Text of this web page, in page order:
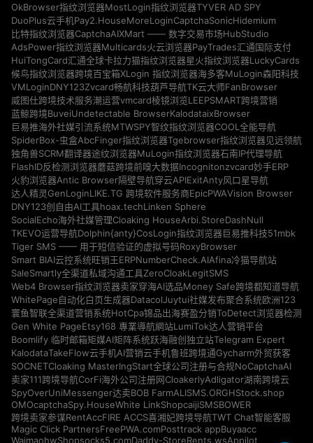
OkBrowser指纹浏览器MostLogin指纹浏览器TYVER AD SPY
DuoPlus云手机Pay2.HouseMoreLoginCaptchaSonicHidemium
比特指纹浏览器CaptchaAIXMart —— 数字交易市场HubStudio
AdsPower指纹浏览器Multicards火云浏览器PayTrades汇通国际支付
HuiTongCard汇通全球卡拉力猫指纹浏览器星火指纹浏览器LuckyCards
候鸟指纹浏览器跨境百宝箱XLogin 指纹浏览器海多客MuLogin森阳科技
VMLoginDNY123Zvcard畅航科技葫芦导航TK云大师FanBrowser
威图仕跨境技术服务潮运营vmcard棱镜浏览LEEPSMART跨境营销
蓝鲸跨境BuveiUndetectable BrowserKalodataixBrowser
巨易推海外社媒引流系统MTWSPY智纹指纹浏览器COOL全能导航
SpiderBox-虫盒AbcFinger指纹浏览器Tgebrowser指纹浏览器见远领航
独角兽SCRM翻译器途纹浏览器MuLogin指纹浏览器石南IP代理导航
FlashID反检测浏览器蘑菇跨境前嗅大数据Incognitonzvcard妙手ERP
火豹浏览器Antic Browser隔壁导航穿云APIExitAnty风口星导航
达人精灵GenLoginLIKE.TG 跨境软件服务商EpicPWAVision Browser
DNY123创自由AI工具hoax.techLinken Sphere
SocialEcho海外社媒管理Cloaking HouseArbi.StoreDashNull
TKEVO运营导航Dolphin{anty}CosLogin指纹浏览器巨易推科技51mbk
Tiger SMS —— 用于短信验证的虚拟号码RoxyBrowser
Smart BIAI云控系统旺销王ERPNumberCheck.AIAfina冷猫导航站
SaleSmartly全渠道私域沟通工具ZeroCloakLegitSMS
Web4 Browser指纹浏览器卖家穿海AI选品Money Safe跨境都知道导航
WhitePage自动化白页生成器DatacolJuytui社媒发布聚合系统欧洲123
寰鱼智联全渠道营销系统HotCpa锦品出海赛盈分销ToDetect浏览器检测
Gen White PageEtsy168 專業導航網站LumiTok达人营销平台
Boomlify 临时邮箱矩媒AI矩阵系统跃海融创独立站Telegram Expert
KalodataTakeFlow云手机AI营销云手机鲁班跨境通Gycharm外贸获客
SOCNETCloaking MasterIngStart全球公司注册与合规NoCaptchaAI
卖家111跨境导航CorFi海外公司注册网CloakerlyAdligator湖南跨境云
SpyOverUniMessenger达卖BOB FarmALISMS.ORGHStock.shop
OMOcaptchaSpy.HouseWhite LinkShopcaijiSMSBOWER
跨境卖家参谋RentAccFIRE ACCS喜湘妃跨境导航TWT Chat智能客服
Magic Click PartnersFreePWA.comPosttrack appBuyaacc
WaimaohwShopsocks5.comDaddy-StoreRents.wsAppilot